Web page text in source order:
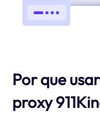
Por que
proxy